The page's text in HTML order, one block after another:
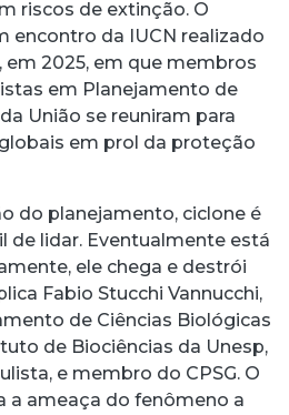
riscos de extinção. O
encontro da IUCN realizado
em 2025, em que membros
em Planejamento de
União se reuniram para
em prol da proteção
do planejamento, ciclone é
de lidar. Eventualmente está
ele chega e destrói
Fabio Stucchi Vannucchi,
de Ciências Biológicas
de Biociências da Unesp,
e membro do CPSG. O
a ameaça do fenômeno a